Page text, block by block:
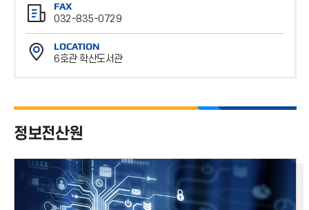
화
번
호
FAX
032-835-0729
팩
스
번
LOCATION
6호관 학산도서관
정보전산원